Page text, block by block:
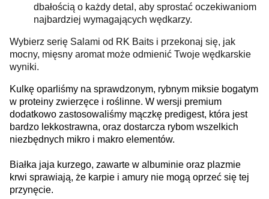
dbałością o każdy detal, aby sprostać oczekiwaniom
najbardziej wymagających wędkarzy.
Wybierz serię Salami od RK Baits i przekonaj się, jak
mocny, mięsny aromat może odmienić Twoje wędkarskie
wyniki.
Kulkę oparliśmy na sprawdzonym, rybnym miksie bogatym
w proteiny zwierzęce i roślinne. W wersji premium
dodatkowo zastosowaliśmy mączkę predigest, która jest
bardzo lekkostrawna, oraz dostarcza rybom wszelkich
niezbędnych mikro i makro elementów.
Białka jaja kurzego, zawarte w albuminie oraz plazmie
krwi sprawiają, że karpie i amury nie mogą oprzeć się tej
przynęcie.